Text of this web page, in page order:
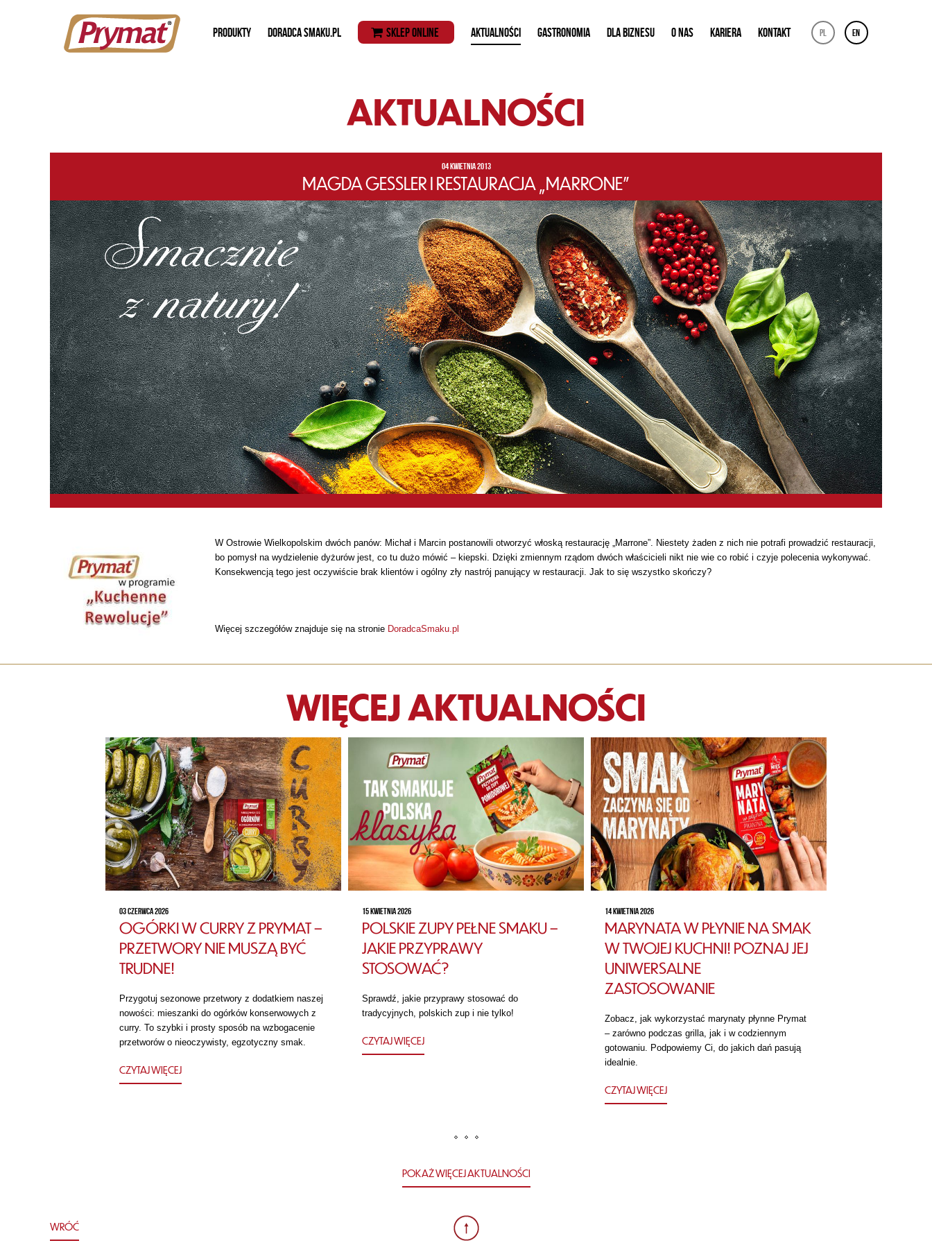
pl en
PRODUKTY DORADCA SMAKU.PL SKLEP ONLINE AKTUALNOŚCI GASTRONOMIA DLA BIZNESU O NAS KARIERA KONTAKT
AKTUALNOŚCI
04 KWIETNIA 2013
MAGDA GESSLER I RESTAURACJA „MARRONE”
W Ostrowie Wielkopolskim dwóch panów: Michał i Marcin postanowili otworzyć włoską restaurację „Marrone”. Niestety żaden z nich nie potrafi prowadzić restauracji,
bo pomysł na wydzielenie dyżurów jest, co tu dużo mówić – kiepski. Dzięki zmiennym rządom dwóch właścicieli nikt nie wie co robić i czyje polecenia wykonywać.
Konsekwencją tego jest oczywiście brak klientów i ogólny zły nastrój panujący w restauracji. Jak to się wszystko skończy?
Więcej szczegółów znajduje się na stronie DoradcaSmaku.pl
WIĘCEJ AKTUALNOŚCI
03 CZERWCA 2026
OGÓRKI W CURRY Z PRYMAT –
PRZETWORY NIE MUSZĄ BYĆ
TRUDNE!
Przygotuj sezonowe przetwory z dodatkiem naszej
nowości: mieszanki do ogórków konserwowych z
curry. To szybki i prosty sposób na wzbogacenie
przetworów o nieoczywisty, egzotyczny smak.
CZYTAJ WIĘCEJ
15 KWIETNIA 2026
POLSKIE ZUPY PEŁNE SMAKU –
JAKIE PRZYPRAWY
STOSOWAĆ?
Sprawdź, jakie przyprawy stosować do
tradycyjnych, polskich zup i nie tylko!
CZYTAJ WIĘCEJ
14 KWIETNIA 2026
MARYNATA W PŁYNIE NA SMAK
W TWOJEJ KUCHNI! POZNAJ JEJ
UNIWERSALNE
ZASTOSOWANIE
Zobacz, jak wykorzystać marynaty płynne Prymat
– zarówno podczas grilla, jak i w codziennym
gotowaniu. Podpowiemy Ci, do jakich dań pasują
idealnie.
CZYTAJ WIĘCEJ
POKAŻ WIĘCEJ AKTUALNOŚCI
WRÓĆ